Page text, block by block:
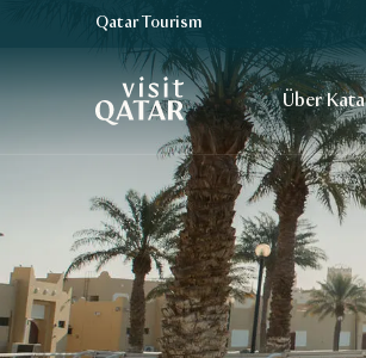
VisitQatar Homepage
Qatar Tourism
Über